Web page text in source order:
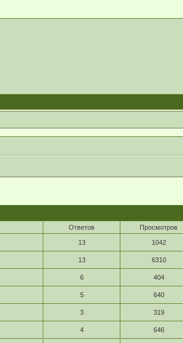
Ответов Просмотров
13 1042
13 6310
6 404
5 640
3 319
4 646